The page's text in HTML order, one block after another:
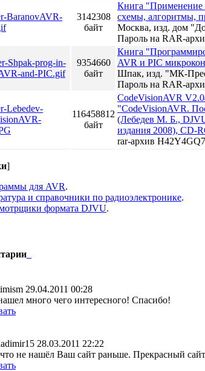
3142308
байт
Книга "Применение
схемы, алгоритмы,
Москва, изд. дом
Пароль на RAR-
9354660
байт
Книга
AVR и PIC
Шпак, изд. "МК-
Пароль на RAR-
116458812
байт
CodeVisionAVR
"CodeVisionAVR.
(Лебедев М. Б.,
издания 2008), CD-
rar-архив
]
для AVR.
и справочники по радиоэлектронике.
формата DJVU.
29.04.2011 00:28
много чего интересного! Спасибо!
28.03.2011 22:22
не нашёл Ваш сайт раньше. Прекрасный